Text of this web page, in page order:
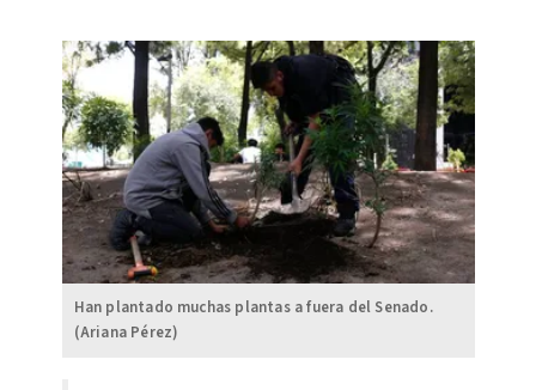
Han plantado muchas plantas a fuera del Senado.
(Ariana Pérez)